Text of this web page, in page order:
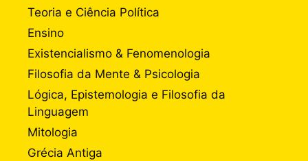
Teoria e Ciência Política
Ensino
Existencialismo & Fenomenologia
Filosofia da Mente & Psicologia
Lógica, Epistemologia e Filosofia da
Linguagem
Mitologia
Grécia Antiga